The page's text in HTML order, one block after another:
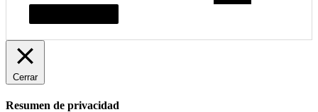
Cerrar
Resumen de privacidad